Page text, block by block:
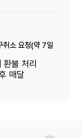
취소 요청(약 7일
불 처리
매달